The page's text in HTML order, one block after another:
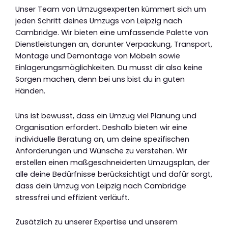
Unser Team von Umzugsexperten kümmert sich um
jeden Schritt deines Umzugs von Leipzig nach
Cambridge. Wir bieten eine umfassende Palette von
Dienstleistungen an, darunter Verpackung, Transport,
Montage und Demontage von Möbeln sowie
Einlagerungsmöglichkeiten. Du musst dir also keine
Sorgen machen, denn bei uns bist du in guten
Händen.
Uns ist bewusst, dass ein Umzug viel Planung und
Organisation erfordert. Deshalb bieten wir eine
individuelle Beratung an, um deine spezifischen
Anforderungen und Wünsche zu verstehen. Wir
erstellen einen maßgeschneiderten Umzugsplan, der
alle deine Bedürfnisse berücksichtigt und dafür sorgt,
dass dein Umzug von Leipzig nach Cambridge
stressfrei und effizient verläuft.
Zusätzlich zu unserer Expertise und unserem